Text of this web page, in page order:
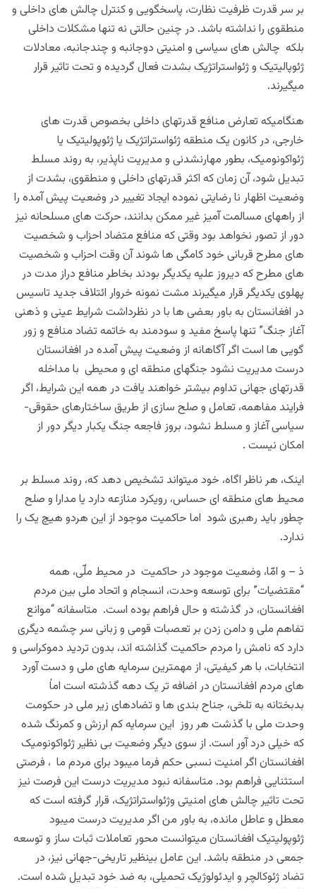
بر سر قدرت ظرفیت نظارت، پاسخگویی و کنترل چالش های داخلی و
منطقوی را نداشته باشد. در چنین حالتی نه تنها مشکلات داخلی
بلکه چالش های سیاسی و امنیتی دوجانبه و چندجانبه، معادلات
ژئوپالیتیک و ژئواستراتژیک بشدت فعال گردیده و تحت تاثیر قرار
میگیرند.
هنگامیکه تعارض منافع قدرتهای داخلی بخصوص قدرت های
خارجی، در کانون یک منطقه ژئواستراتژیک یا ژئوپولیتیک یا
ژئواکونومیک، بطور مهارنشدنی و مدیریت ناپذیر، به روند مسلط
تبدیل شود، آن زمان که اکثر قدرتهای داخلی و منطقوی، بشدت از
وضعیت اظهار نا رضایتی نموده ایجاد تغییر در وضعیت پیش آمده را
از راههای مسالمت آمیز غیر ممکن بدانند، حرکت های مسلحانه نیز
دور از تصور نخواهد بود وقتی که منافع متضاد احزاب و شخصیت
های مطرح قربانی خود کامگی ها شوند آن وقت احزاب و شخصیت
های مطرح که دیروز علیه یکدیگر بودند بخاطر منافع دراز مدت در
پهلوی یکدیگر قرار میگیرند مشت نمونه خروار ائتلاف جدید تاسیس
در افغانستان به باور بعضی ها با در نظرداشت شرایط عینی و ذهنی
آغاز جنگ” تنها پاسخ مفید و سودمند به خاتمه تضاد منافع و زور
گویی ها است اگر آگاهانه از وضعیت پیش آمده در افغانستان
درست مدیریت نشود جنگهای منطقه ای و محیطی با مداخله
قدرتهای جهانی تداوم بیشتر خواهند یافت در همه این شرایط، اگر
فرایند مفاهمه، تعامل و صلح سازی از طریق ساختارهای حقوقی-
سیاسی آغاز و مسلط نشود، بروز فاجعه جنگ یکبار دیگر دور از
امکان نیست .
اینک، هر ناظر اگاه، خود میتواند تشخیص دهد که، روند مسلط بر
محیط های منطقه ای حساس، رویکرد منازعه دارد یا مدارا و صلح
چطور باید رهبری شود اما حاکمیت موجود از این هردو هیچ یک را
ندارد.
ذ – و امّا، وضعیت موجود در حاکمیت در محیط ملّی، همه
“مقتضیات” برای توسعه وحدت، انسجام و اتحاد ملی بین مردم
افغانستان، در گذشته و حال فراهم بوده است. متاسفانه “موانع
تفاهم ملی و دامن زدن بر تعصبات قومی و زبانی سر چشمه دیگری
دارد که نامش را مردم حاکمیت گذاشته اند، بدون تردید دموکراسی و
انتخابات، با هر کیفیتی، از مهمترین سرمایه های ملی و دست آورد
های مردم افغانستان در اضافه تر یک دهه گذشته است اماٰ
بدبختانه به تلخی، جناح بندی ها و تضادهای زیر ملی در حکومت
وحدت ملی با گذشت هر روز این سرمایه کم ارزش و کمرنگ شده
که خیلی درد آور است. از سوی دیگر وضعیت بی نظیر ژئواکونومیک
افغانستان اگر امنیت نسبی حکم فرما میبود برای مردم ما ، فرصتی
استثنایی فراهم بود. متاسفانه نبود مدیریت درست این فرصت نیز
تحت تاثیر چالش های امنیتی وژئواستراتژیک، قرار گرفته است که
معطل و عاطل مانده، به باور من اگر مدیریت درست میبود
ژئوپولیتیک افغانستان میتوانست محور تعاملات ثبات ساز و توسعه
جمعی در منطقه باشد. این عامل بینظیر تاریخی-جهانی نیز، در
تضاد ژئوکالچر و ایدئولوژیک تحمیلی، به ضد خود تبدیل شده است.